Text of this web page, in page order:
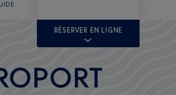
RÉSERVER EN LIGNE